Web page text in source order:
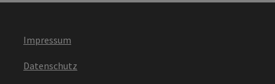
Impressum
Datenschutz